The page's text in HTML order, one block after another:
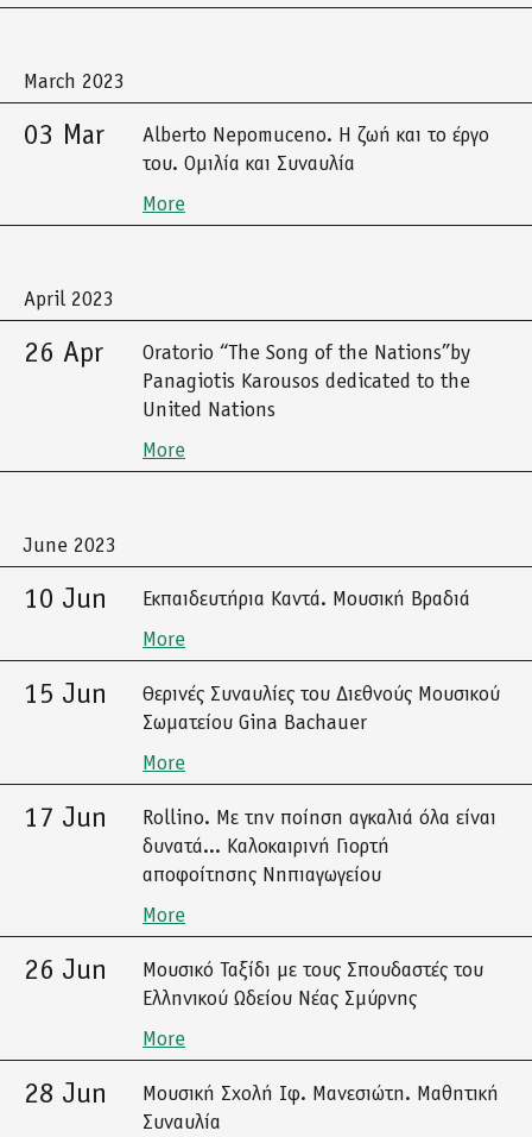
March 2023
03 Mar
Alberto Nepomuceno. Η ζωή και το έργο
του. Ομιλία και Συναυλία
More
April 2023
26 Apr
Oratorio “The Song of the Nations”by
Panagiotis Karousos dedicated to the
United Nations
More
June 2023
10 Jun
Εκπαιδευτήρια Καντά. Μουσική Βραδιά
More
15 Jun
Θερινές Συναυλίες του Διεθνούς Μουσικού
Σωματείου Gina Bachauer
More
17 Jun
Rollino. Με την ποίηση αγκαλιά όλα είναι
δυνατά... Καλοκαιρινή Γιορτή
αποφοίτησης Νηπιαγωγείου
More
26 Jun
Μουσικό Ταξίδι με τους Σπουδαστές του
Ελληνικού Ωδείου Νέας Σμύρνης
More
28 Jun
Μουσική Σχολή Ιφ. Μανεσιώτη. Μαθητική
Συναυλία